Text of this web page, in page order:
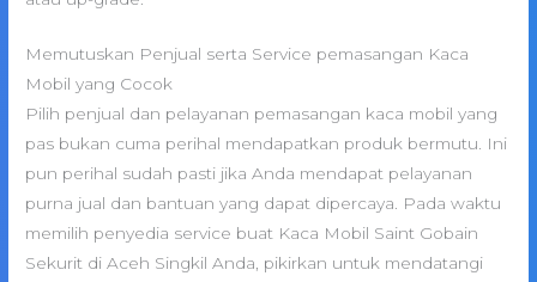
Memutuskan Penjual serta Service pemasangan Kaca
Mobil yang Cocok
Pilih penjual dan pelayanan pemasangan kaca mobil yang
pas bukan cuma perihal mendapatkan produk bermutu. Ini
pun perihal sudah pasti jika Anda mendapat pelayanan
purna jual dan bantuan yang dapat dipercaya. Pada waktu
memilih penyedia service buat Kaca Mobil Saint Gobain
Sekurit di Aceh Singkil Anda, pikirkan untuk mendatangi